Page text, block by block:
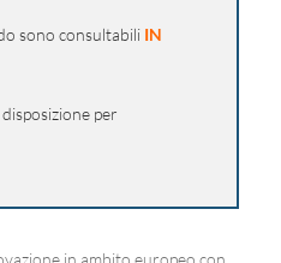
sono consultabili IN
per
in ambito europeo con